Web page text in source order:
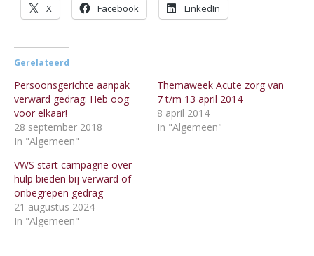
X Facebook LinkedIn
Gerelateerd
Persoonsgerichte aanpak
verward gedrag: Heb oog
voor elkaar!
28 september 2018
In "Algemeen"
Themaweek Acute zorg van
7 t/m 13 april 2014
8 april 2014
In "Algemeen"
VWS start campagne over
hulp bieden bij verward of
onbegrepen gedrag
21 augustus 2024
In "Algemeen"